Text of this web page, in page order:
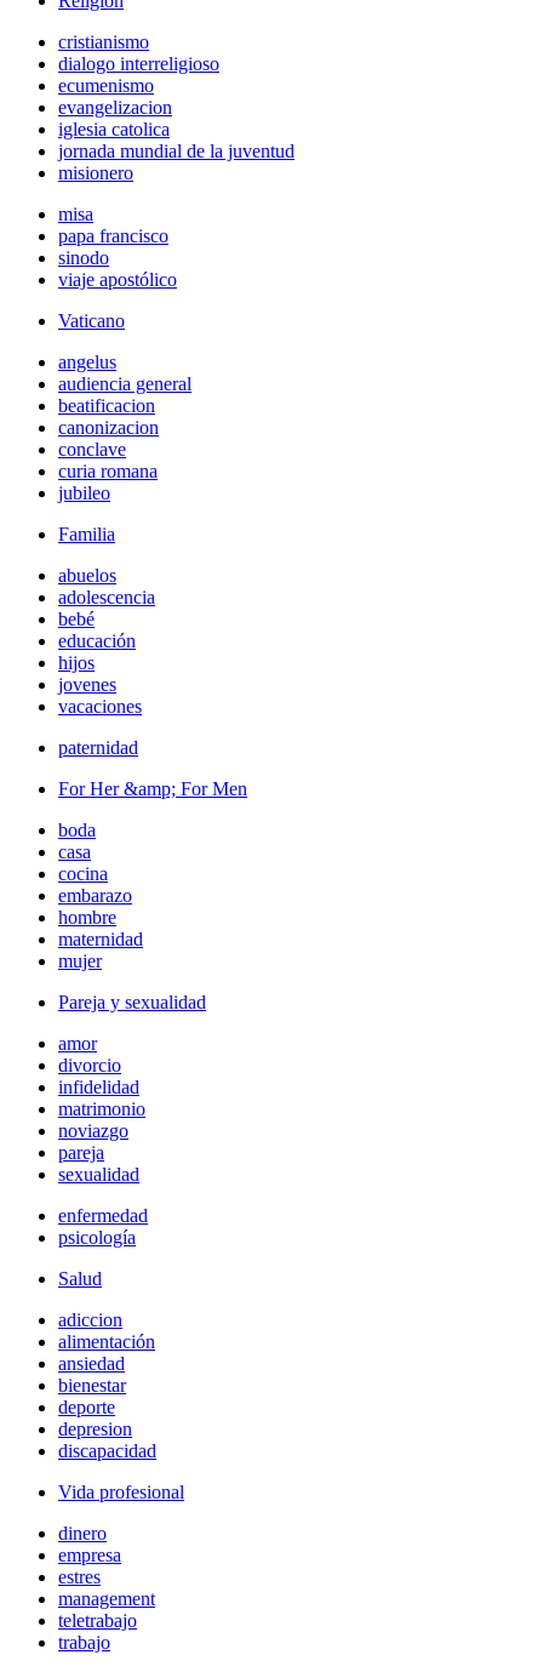
cristianismo
dialogo interreligioso
ecumenismo
evangelizacion
iglesia catolica
jornada mundial de la juventud
misionero
misa
papa francisco
sinodo
viaje apostólico
Vaticano
angelus
audiencia general
beatificacion
canonizacion
conclave
curia romana
jubileo
Familia
abuelos
adolescencia
bebé
educación
hijos
jovenes
vacaciones
paternidad
For Her &amp; For Men
boda
casa
cocina
embarazo
hombre
maternidad
mujer
Pareja y sexualidad
amor
divorcio
infidelidad
matrimonio
noviazgo
pareja
sexualidad
enfermedad
psicología
Salud
adiccion
alimentación
ansiedad
bienestar
deporte
depresion
discapacidad
Vida profesional
dinero
empresa
estres
management
teletrabajo
trabajo